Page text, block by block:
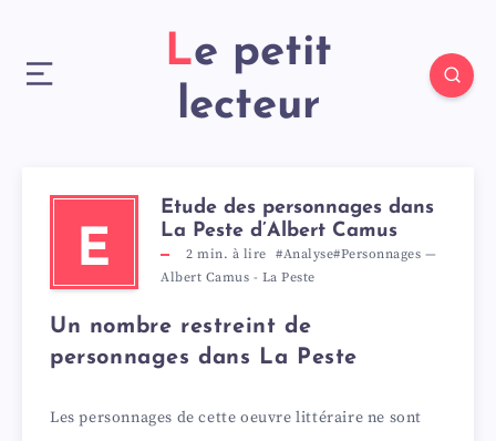
Le petit
lecteur
E
Etude des personnages dans
La Peste d’Albert Camus
2 min. à lire #Analyse#Personnages —
Albert Camus - La Peste
Un nombre restreint de
personnages dans La Peste
Les personnages de cette oeuvre littéraire ne sont